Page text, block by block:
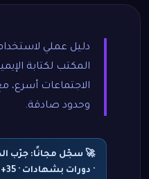
دليل عملي
المكتب لكتابة
الاجتماعات أسرع،
وحدود صادقة.
🚀 سجّل مجانًا: جرّب
· دورات بشهادات · 35+ أداة — بلا بطاقة